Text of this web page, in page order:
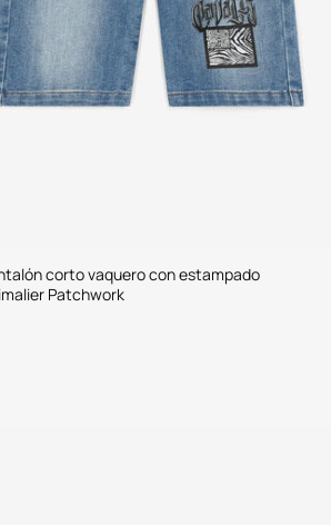
corto vaquero con estampado
Patchwork